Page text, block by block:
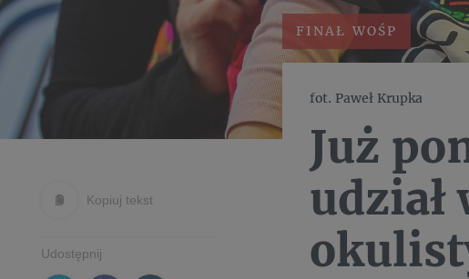
Kopiuj tekst
Udostępnij
FINAŁ WOŚP
fot. Paweł Krupka
Już
udział